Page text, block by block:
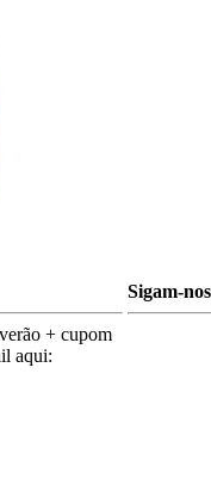
+ cupom
aqui:
Sigam-